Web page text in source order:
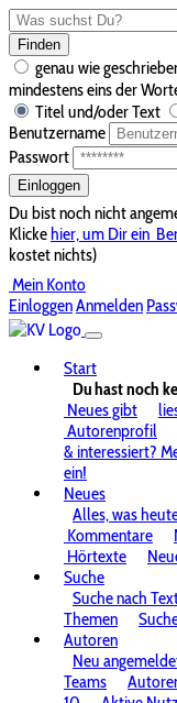
Finden
genau wie
mindestens eins der
Titel und/oder Text
Benutzername
Passwort
Einloggen
Du bist noch nicht
Klickehier, um Dir ein
kostet nichts)
Mein Konto
EinloggenAnmelden
Start
Du hast noch
Neues gibt
Autorenprofil
& interessiert?
ein!
Neues
Alles, was
Kommentare
Hörtexte
Suche
Suche nach
Themen
Autoren
Neu
Teams